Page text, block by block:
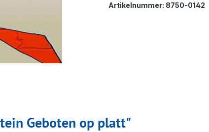
Artikelnummer: 8750-0142
Geboten op platt"